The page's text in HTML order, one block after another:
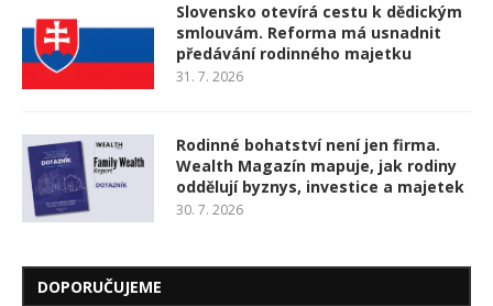
Slovensko otevírá cestu k dědickým
smlouvám. Reforma má usnadnit
předávání rodinného majetku
31. 7. 2026
Rodinné bohatství není jen firma.
Wealth Magazín mapuje, jak rodiny
oddělují byznys, investice a majetek
30. 7. 2026
DOPORUČUJEME